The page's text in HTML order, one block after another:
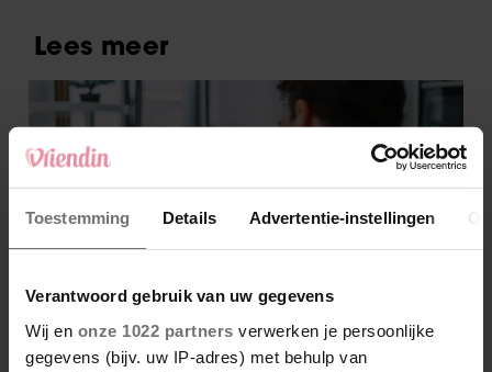
Toestemming Details Advertentie-instellingen
Verantwoord gebruik van uw gegevens
Wij en onze 1022 partners verwerken je persoonlijke
gegevens (bijv. uw IP-adres) met behulp van